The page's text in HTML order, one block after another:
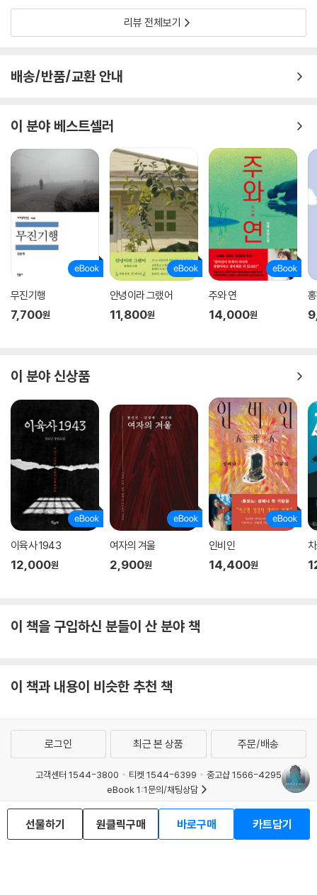
리뷰 전체보기
배송/반품/교환 안내
이 분야 베스트셀러
무진기행
7,700원
안녕이라 그랬어
11,800원
주와 연
14,000원
이 분야 신상품
이육사 1943
12,000원
여자의 겨울
2,900원
인비인
14,400원
이 책을 구입하신 분들이 산 분야 책
이 책과 내용이 비슷한 추천 책
선물하기 원클릭구매 바로구매 카트담기
로그인 최근 본 상품 주문/배송
고객센터 1544-3800 티켓 1544-6399
중고샵 1566-4295
eBook 1:1문의/채팅상담
예스이십사(주) 사업자 정보
이용약관
개인정보처리방침
청소년보호정책